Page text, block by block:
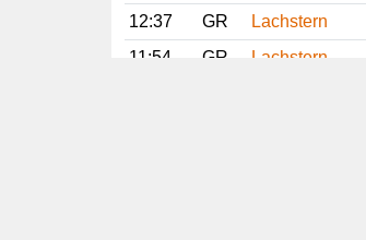
12:37
GR
Lachstern
11:54
GR
Lachstern